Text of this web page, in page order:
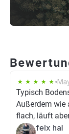
Typisch
Außerdem wie
flach, läuft
felx hal